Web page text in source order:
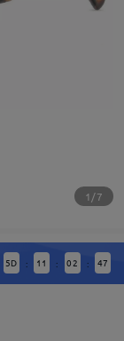
1/7
5D : 11 : 02 : 46